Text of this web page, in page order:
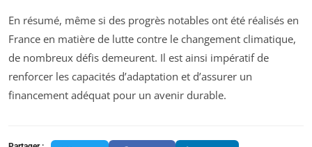
En résumé, même si des progrès notables ont été réalisés en
France en matière de lutte contre le changement climatique,
de nombreux défis demeurent. Il est ainsi impératif de
renforcer les capacités d’adaptation et d’assurer un
financement adéquat pour un avenir durable.